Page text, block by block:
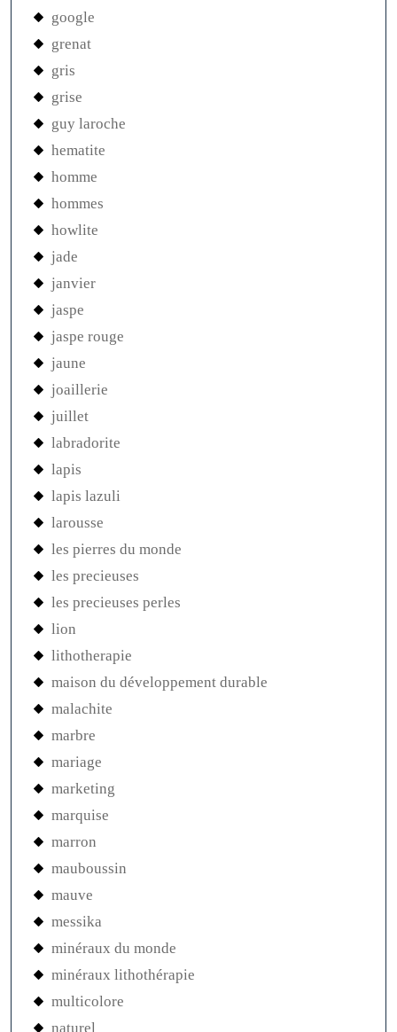
google
grenat
gris
grise
guy laroche
hematite
homme
hommes
howlite
jade
janvier
jaspe
jaspe rouge
jaune
joaillerie
juillet
labradorite
lapis
lapis lazuli
larousse
les pierres du monde
les precieuses
les precieuses perles
lion
lithotherapie
maison du développement durable
malachite
marbre
mariage
marketing
marquise
marron
mauboussin
mauve
messika
minéraux du monde
minéraux lithothérapie
multicolore
naturel